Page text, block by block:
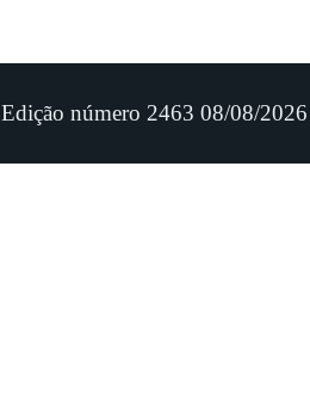
Edição número 2463 08/08/2026